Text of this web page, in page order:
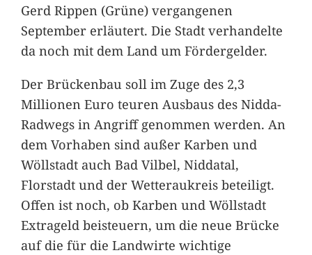
Gerd Rippen (Grüne) vergangenen
September erläutert. Die Stadt verhandelte
da noch mit dem Land um Fördergelder.
Der Brückenbau soll im Zuge des 2,3
Millionen Euro teuren Ausbaus des Nidda-
Radwegs in Angriff genommen werden. An
dem Vorhaben sind außer Karben und
Wöllstadt auch Bad Vilbel, Niddatal,
Florstadt und der Wetteraukreis beteiligt.
Offen ist noch, ob Karben und Wöllstadt
Extrageld beisteuern, um die neue Brücke
auf die für die Landwirte wichtige